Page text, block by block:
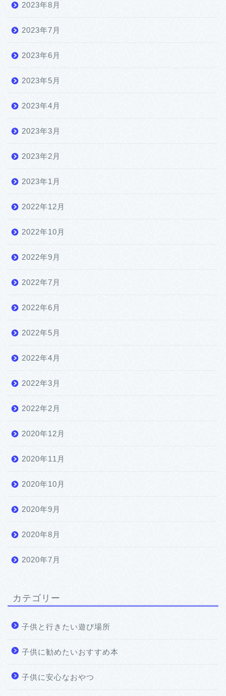
2023年8月
2023年7月
2023年6月
2023年5月
2023年4月
2023年3月
2023年2月
2023年1月
2022年12月
2022年10月
2022年9月
2022年7月
2022年6月
2022年5月
2022年4月
2022年3月
2022年2月
2020年12月
2020年11月
2020年10月
2020年9月
2020年8月
2020年7月
カテゴリー
子供と行きたい遊び場所
子供に勧めたいおすすめ本
子供に安心なおやつ